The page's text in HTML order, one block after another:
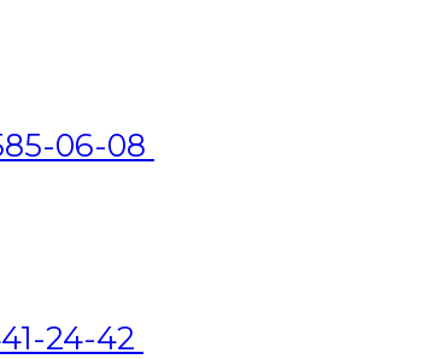
06-08
24-42